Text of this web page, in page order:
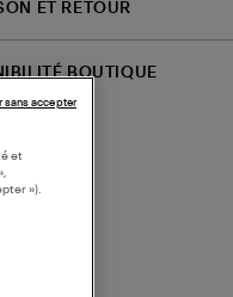
ET RETOUR
BOUTIQUE
et
»).
sans accepter